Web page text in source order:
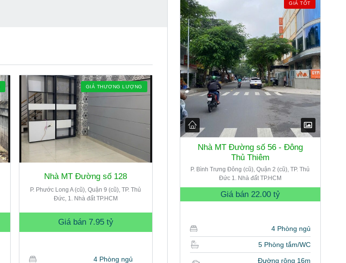
GIÁ THƯƠNG LƯỢNG
Nhà MT Đường số 128
P. Phước Long A (cũ), Quận 9 (cũ), TP. Thủ
Đức, 1. Nhà đất TP.HCM
Giá bán 7.95 tỷ
4 Phòng ngủ
GIÁ TỐT
Nhà MT Đường số 56 - Đông
Thủ Thiêm
P. Bình Trưng Đông (cũ), Quận 2 (cũ), TP. Thủ
Đức 1. Nhà đất TP.HCM
Giá bán 22.00 tỷ
4 Phòng ngủ
5 Phòng tắm/WC
Đường rộng 16m